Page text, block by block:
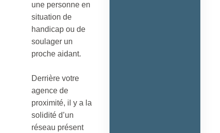
une personne en
situation de
handicap ou de
soulager un
proche aidant.
Derrière votre
agence de
proximité, il y a la
solidité d’un
réseau présent